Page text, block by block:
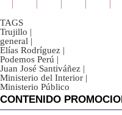
TAGS
Trujillo |
general |
Elías Rodríguez |
Podemos Perú |
Juan José Santiváñez |
Ministerio del Interior |
Ministerio Público